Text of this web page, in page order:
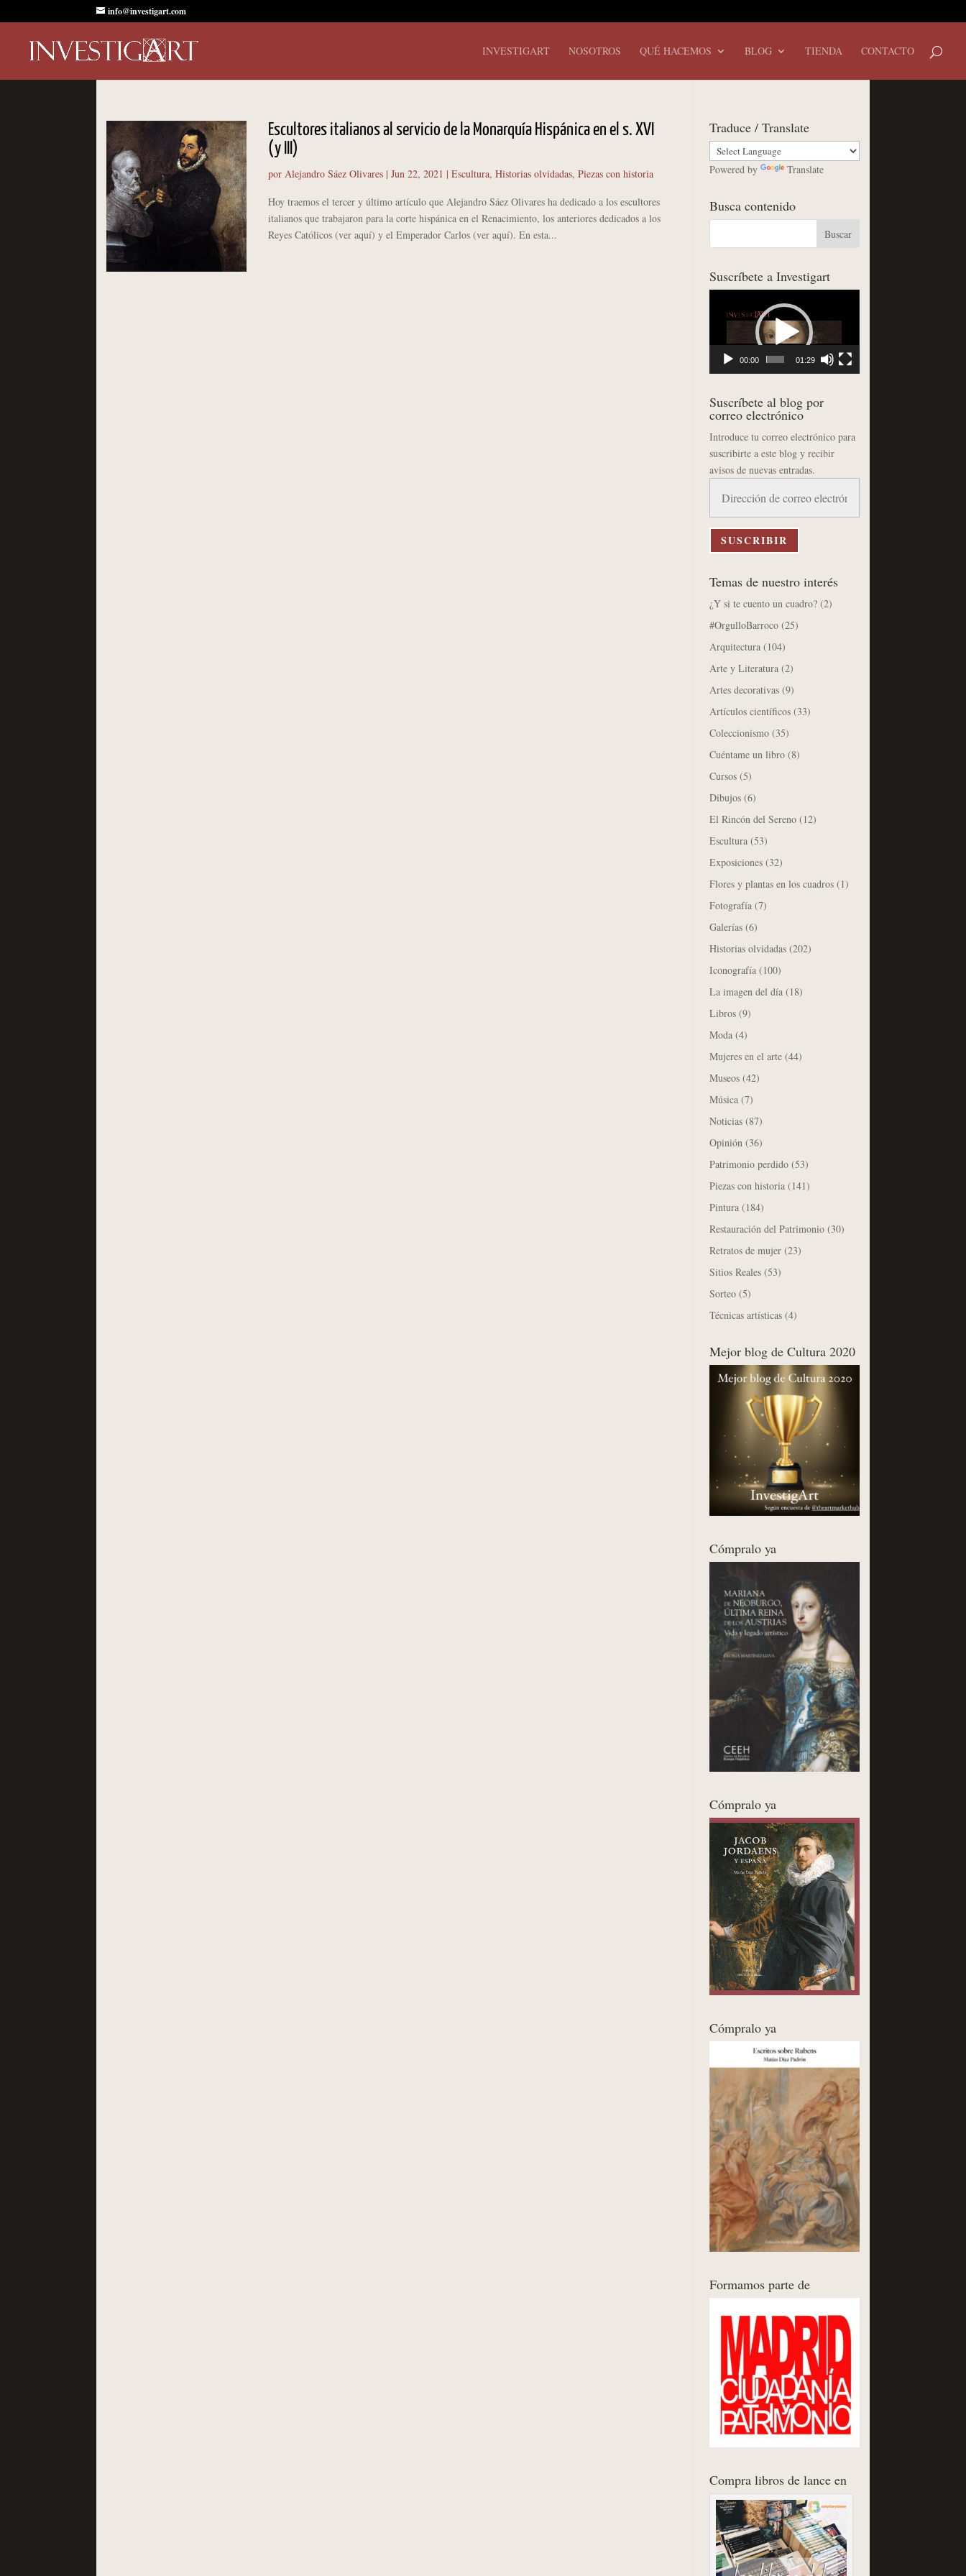
info@investigart.com
INVESTIGART NOSOTROS QUÉ HACEMOS BLOG TIENDA CONTACTO
Escultores italianos al servicio de la Monarquía Hispánica en el s. XVI
(y III)
por Alejandro Sáez Olivares| Jun 22, 2021 | Escultura, Historias olvidadas, Piezas con historia
Hoy traemos el tercer y último artículo que Alejandro Sáez Olivares ha dedicado a los escultores
italianos que trabajaron para la corte hispánica en el Renacimiento, los anteriores dedicados a los
Reyes Católicos (ver aquí) y el Emperador Carlos (ver aquí). En esta...
Traduce / Translate
Powered by Translate
Busca contenido
Suscríbete a Investigart
00:00 01:29
Suscríbete al blog por
correo electrónico
Introduce tu correo electrónico para
suscribirte a este blog y recibir
avisos de nuevas entradas.
correo
electrónico
SUSCRIBIR
Temas de nuestro interés
¿Y si te cuento un cuadro? (2)
#OrgulloBarroco (25)
Arquitectura (104)
Arte y Literatura (2)
Artes decorativas (9)
Artículos científicos (33)
Coleccionismo (35)
Cuéntame un libro (8)
Cursos (5)
Dibujos (6)
El Rincón del Sereno (12)
Escultura (53)
Exposiciones (32)
Flores y plantas en los cuadros (1)
Fotografía (7)
Galerías (6)
Historias olvidadas (202)
Iconografía (100)
La imagen del día (18)
Libros (9)
Moda (4)
Mujeres en el arte (44)
Museos (42)
Música (7)
Noticias (87)
Opinión (36)
Patrimonio perdido (53)
Piezas con historia (141)
Pintura (184)
Restauración del Patrimonio (30)
Retratos de mujer (23)
Sitios Reales (53)
Sorteo (5)
Técnicas artísticas (4)
Mejor blog de Cultura 2020
Cómpralo ya
Cómpralo ya
Cómpralo ya
Formamos parte de
Compra libros de lance en